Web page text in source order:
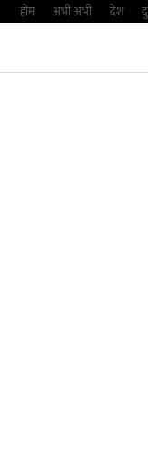
Skipहोम अभी अभी देश